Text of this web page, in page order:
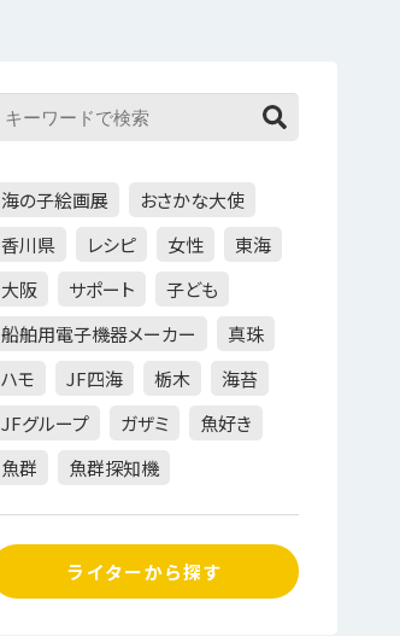
海の子絵画展
おさかな大使
香川県
レシピ 女性
東海
大阪
サポート
子ども
船舶用電子機器メーカー
真珠
ハモ
JF四海 栃木
海苔
JFグループ
ガザミ
魚好き
魚群
魚群探知機
ライターから探す